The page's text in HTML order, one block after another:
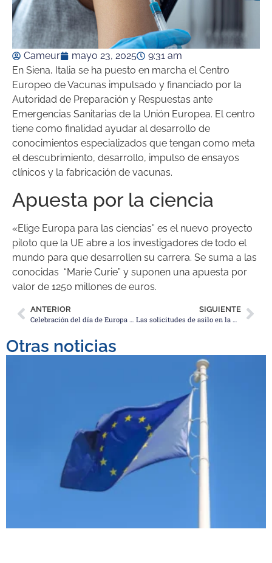
Cameur mayo 23, 2025
9:31 am
En Siena, Italia se ha puesto en marcha el Centro
Europeo de Vacunas impulsado y financiado por la
Autoridad de Preparación y Respuestas ante
Emergencias Sanitarias de la Unión Europea. El centro
tiene como finalidad ayudar al desarrollo de
conocimientos especializados que tengan como meta
el descubrimiento, desarrollo, impulso de ensayos
clínicos y la fabricación de vacunas.
Apuesta por la ciencia
«Elige Europa para las ciencias” es el nuevo proyecto
piloto que la UE abre a los investigadores de todo el
mundo para que desarrollen su carrera. Se suma a las
conocidas “Marie Curie” y suponen una apuesta por
valor de 1250 millones de euros.
ANTERIOR
SIGUIENTE
Otras noticias